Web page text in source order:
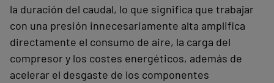
la duración del caudal, lo que significa que trabajar
con una presión innecesariamente alta amplifica
directamente el consumo de aire, la carga del
compresor y los costes energéticos, además de
acelerar el desgaste de los componentes